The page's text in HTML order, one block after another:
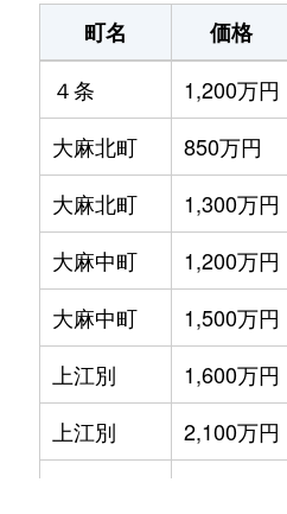
町名 価格
４条
1,200万円
大麻北町
850万円
大麻北町
1,300万円
大麻中町
1,200万円
大麻中町
1,500万円
上江別
1,600万円
上江別
2,100万円